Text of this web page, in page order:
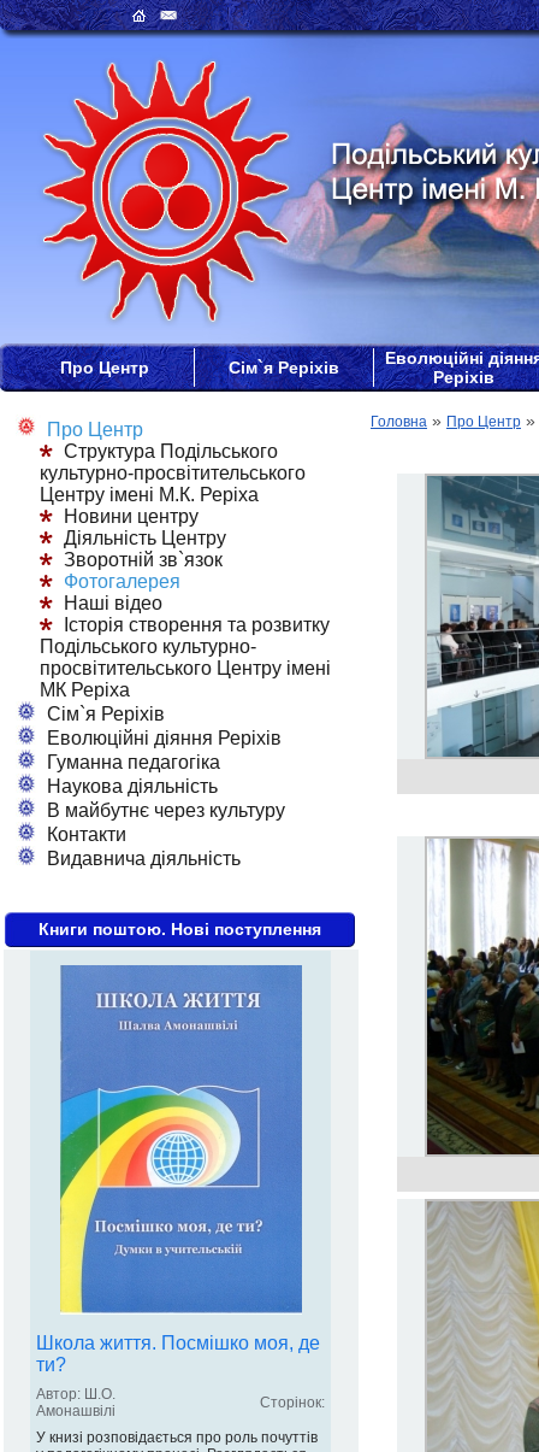
Про Центр Сім`я Реріхів
Еволюційні
Реріхів
Про Центр
Структура Подільського
культурно-просвітительського
Центру імені М.К. Реріха
Новини центру
Діяльність Центру
Зворотній зв`язок
Фотогалерея
Наші відео
Історія створення та розвитку
Подільського культурно-
просвітительського Центру імені
МК Реріха
Сім`я Реріхів
Еволюційні діяння Реріхів
Гуманна педагогіка
Наукова діяльність
В майбутнє через культуру
Контакти
Видавнича діяльність
Книги поштою. Нові поступлення
Школа життя. Посмішко моя, де
ти?
Автор: Ш.О.
Амонашвілі
Сторінок:
У книзі розповідається про роль почуттів
Головна » Про Центр »